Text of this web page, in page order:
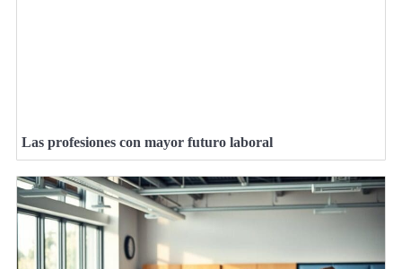
Las profesiones con mayor futuro laboral